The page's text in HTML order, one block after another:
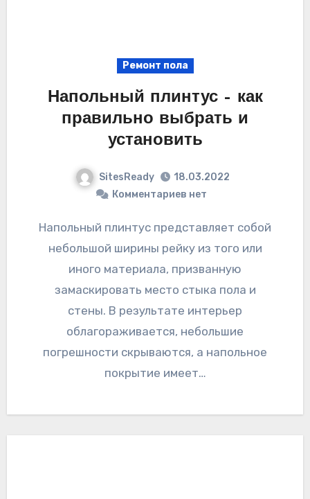
Ремонт пола
Напольный плинтус – как
правильно выбрать и
установить
SitesReady
18.03.2022
Комментариев нет
Напольный плинтус представляет собой
небольшой ширины рейку из того или
иного материала, призванную
замаскировать место стыка пола и
стены. В результате интерьер
облагораживается, небольшие
погрешности скрываются, а напольное
покрытие имеет…